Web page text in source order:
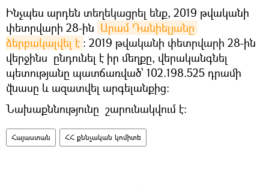
Ինչպես արդեն տեղեկացրել ենք, 2019 թվականի
փետրվարի 28-ին Արամ Դանիելյանը
ձերբակալվել է : 2019 թվականի փետրվարի 28-ին
վերջինս ընդունել է իր մեղքը, վերականգնել
պետությանը պատճառված՝ 102.198.525 դրամի
վնասը և ազատվել արգելանքից:
Նախաքննությունը շարունակվում է։
Հայաստան ՀՀ քննչական կոմիտե